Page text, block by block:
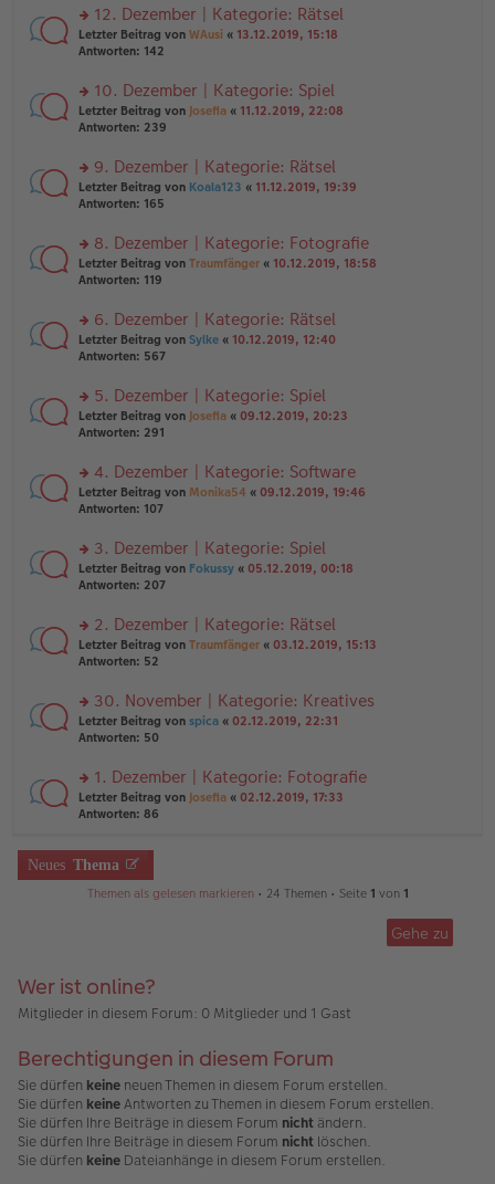
tr
a
g
e
n
er
tr
a
g
n
g
el
e
n
er
tr
a
g
rs
te
n
g
el
e
n
er
tr
a
g
12. Dezember | Kategorie: Rätsel
Letzter Beitrag von WAusi « 13.12.2019, 15:18
Antworten: 142
rs
te
n
g
el
e
n
er
tr
a
g
10. Dezember | Kategorie: Spiel
Letzter Beitrag von Josefia « 11.12.2019, 22:08
Antworten: 239
rs
te
n
g
el
e
n
er
tr
a
g
9. Dezember | Kategorie: Rätsel
Letzter Beitrag von Koala123 « 11.12.2019, 19:39
Antworten: 165
rs
te
n
g
el
e
n
er
tr
a
g
8. Dezember | Kategorie: Fotografie
Letzter Beitrag von Traumfänger « 10.12.2019, 18:58
Antworten: 119
rs
te
n
g
el
e
n
er
tr
a
g
6. Dezember | Kategorie: Rätsel
Letzter Beitrag von Sylke « 10.12.2019, 12:40
Antworten: 567
rs
te
n
g
el
e
n
er
tr
a
g
5. Dezember | Kategorie: Spiel
Letzter Beitrag von Josefia « 09.12.2019, 20:23
Antworten: 291
rs
te
n
g
el
e
n
er
tr
a
g
4. Dezember | Kategorie: Software
Letzter Beitrag von Monika54 « 09.12.2019, 19:46
Antworten: 107
rs
te
n
g
el
e
n
er
tr
a
g
3. Dezember | Kategorie: Spiel
Letzter Beitrag von Fokussy « 05.12.2019, 00:18
Antworten: 207
rs
te
n
g
el
e
n
er
tr
a
2. Dezember | Kategorie: Rätsel
Letzter Beitrag von Traumfänger « 03.12.2019, 15:13
Antworten: 52
rs
te
n
g
el
e
n
er
30. November | Kategorie: Kreatives
Letzter Beitrag von spica « 02.12.2019, 22:31
Antworten: 50
rs
te
n
g
ei
tr
1. Dezember | Kategorie: Fotografie
Letzter Beitrag von Josefia « 02.12.2019, 17:33
Antworten: 86
Neues Thema
Themen als gelesen markieren• 24 Themen • Seite 1 von 1
Gehe zu
Wer ist online?
Mitglieder in diesem Forum: 0 Mitglieder und 1 Gast
Berechtigungen in diesem Forum
Sie dürfen keine neuen Themen in diesem Forum erstellen.
Sie dürfen keineAntworten zu Themen in diesem Forum erstellen.
Sie dürfen Ihre Beiträge in diesem Forum nicht ändern.
Sie dürfen Ihre Beiträge in diesem Forum nicht löschen.
Sie dürfen keine Dateianhänge in diesem Forum erstellen.